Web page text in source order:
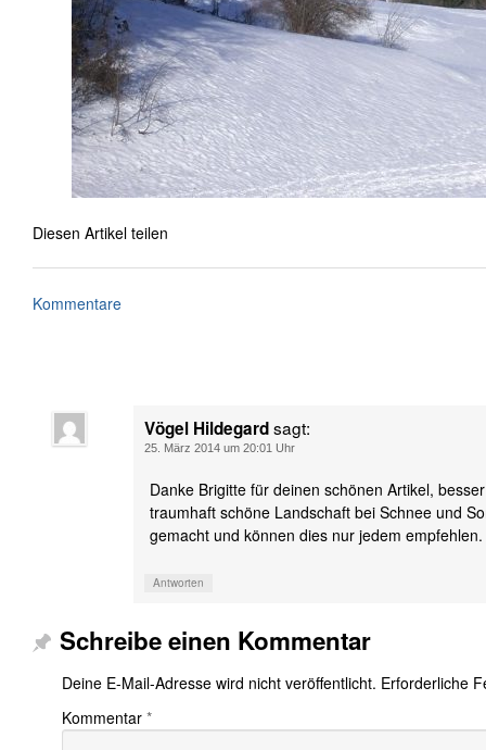
Diesen Artikel teilen
Kommentare
Vögel Hildegardsagt:
25. März 2014 um 20:01 Uhr
Danke Brigitte für deinen schönen Artikel,
traumhaft schöne Landschaft bei Schnee und
gemacht und können dies nur jedem empfehlen.
Antworten
Schreibe einen Kommentar
Deine E-Mail-Adresse wird nicht veröffentlicht. Erforderliche
Kommentar *